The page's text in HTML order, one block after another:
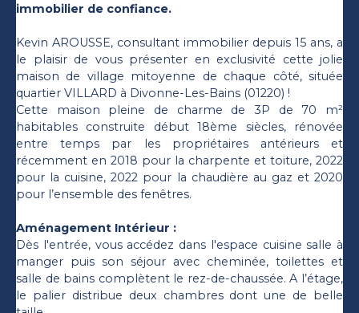
immobilier de confiance.
Kevin AROUSSE, consultant immobilier depuis 15 ans, a
le plaisir de vous présenter en exclusivité cette jolie
maison de village mitoyenne de chaque côté, située
quartier VILLARD à Divonne-Les-Bains (01220) !
Cette maison pleine de charme de 3P de 70 m²
habitables construite début 18ème siècles, rénovée
entre temps par les propriétaires antérieurs et
récemment en 2018 pour la charpente et toiture, 2022
pour la cuisine, 2022 pour la chaudière au gaz et 2020
pour l’ensemble des fenêtres.
Aménagement Intérieur :
Dès l'entrée, vous accédez dans l'espace cuisine salle à
manger puis son séjour avec cheminée, toilettes et
salle de bains complètent le rez-de-chaussée. A l’étage,
le palier distribue deux chambres dont une de belle